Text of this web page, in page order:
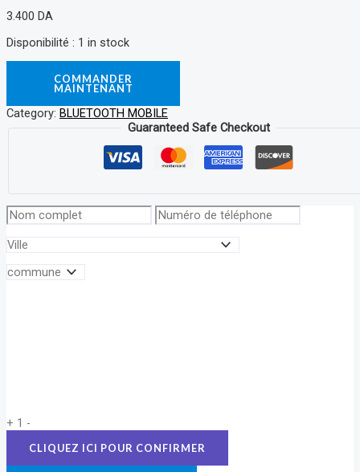
3.400 DA
Disponibilité : 1 in stock
COMMANDER
MAINTENANT
Category: BLUETOOTH MOBILE
Guaranteed Safe Checkout
+ 1 -